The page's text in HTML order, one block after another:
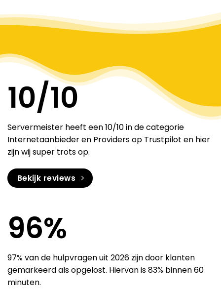
10/10
Servermeister heeft een 10/10 in de categorie
Internetaanbieder en Providers op Trustpilot en hier
zijn wij super trots op.
Bekijk reviews
96%
97% van de hulpvragen uit 2026 zijn door klanten
gemarkeerd als opgelost. Hiervan is 83% binnen 60
minuten.